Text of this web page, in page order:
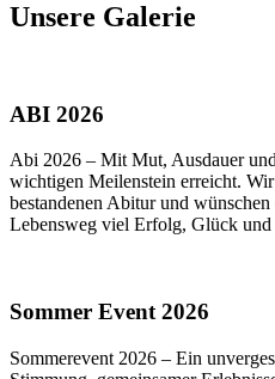
Unsere Galerie
ABI 2026
Abi 2026 – Mit Mut, Ausdauer
wichtigen Meilenstein erreicht.
bestandenen Abitur und
Lebensweg viel Erfolg, Glück und
Sommer Event 2026
Sommerevent 2026 – Ein